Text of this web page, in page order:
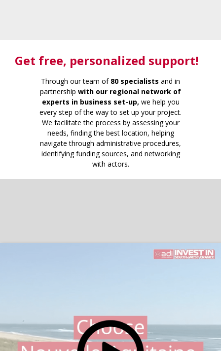
Get free, personalized support!
Through our team of 80 specialists and in
partnership with our regional network of
experts in business set-up, we help you
every step of the way to set up your project.
We facilitate the process by assessing your
needs, finding the best location, helping
navigate through administrative procedures,
identifying funding sources, and networking
with actors.